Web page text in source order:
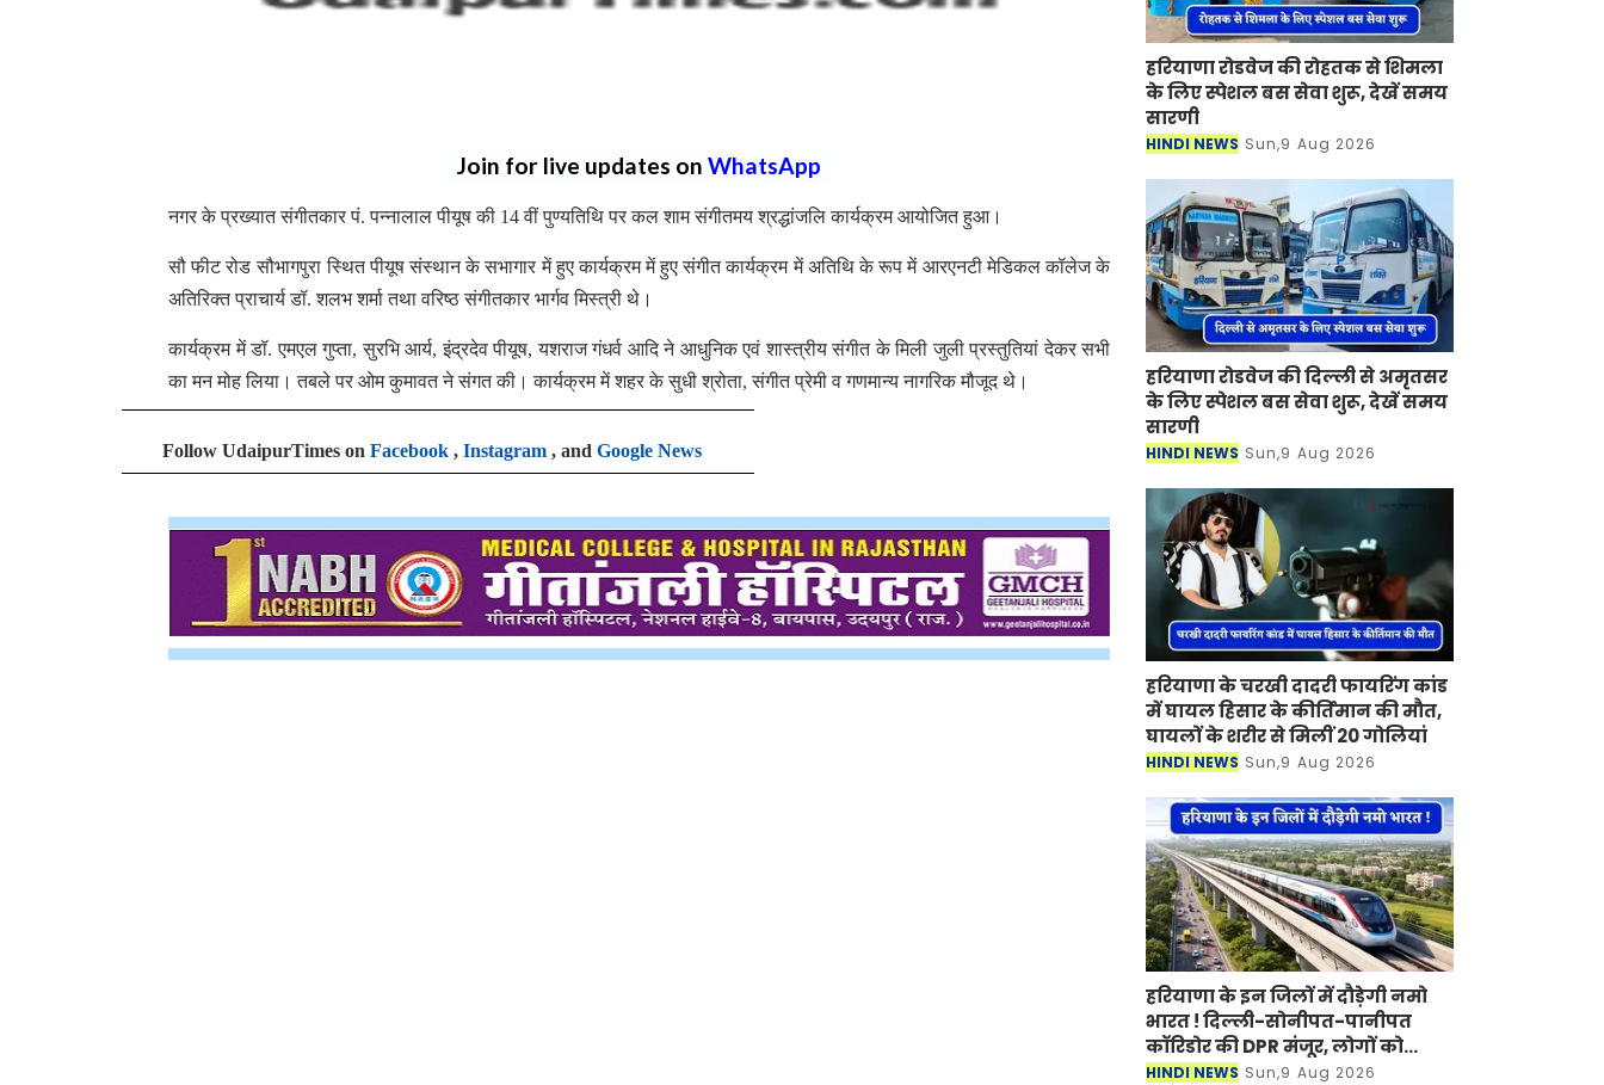
Join for live updates on WhatsApp
नगर के प्रख्यात संगीतकार पं. पन्नालाल पीयूष की 14 वीं पुण्यतिथि पर कल शाम संगीतमय श्रद्धांजलि कार्यक्रम आयोजित हुआ।
सौ फीट रोड सौभागपुरा स्थित पीयूष संस्थान के सभागार में हुए कार्यक्रम में हुए संगीत कार्यक्रम में अतिथि के रूप में आरएनटी मेडिकल कॉलेज के
अतिरिक्त प्राचार्य डॉ. शलभ शर्मा तथा वरिष्ठ संगीतकार भार्गव मिस्त्री थे।
कार्यक्रम में डॉ. एमएल गुप्ता, सुरभि आर्य, इंद्रदेव पीयूष, यशराज गंधर्व आदि ने आधुनिक एवं शास्त्रीय संगीत के मिली जुली प्रस्तुतियां देकर सभी
का मन मोह लिया। तबले पर ओम कुमावत ने संगत की। कार्यक्रम में शहर के सुधी श्रोता, संगीत प्रेमी व गणमान्य नागरिक मौजूद थे।
Follow UdaipurTimes on Facebook , Instagram , and Google News
हरियाणा रोडवेज की रोहतक से शिमला
के लिए स्पेशल बस सेवा शुरू, देखें समय
सारणी
HINDI NEWS Sun,9 Aug 2026
हरियाणा रोडवेज की दिल्ली से अमृतसर
के लिए स्पेशल बस सेवा शुरू, देखें समय
सारणी
HINDI NEWS Sun,9 Aug 2026
हरियाणा के चरखी दादरी फायरिंग कांड
में घायल हिसार के कीर्तिमान की मौत,
घायलों के शरीर से मिलीं 20 गोलियां
HINDI NEWS Sun,9 Aug 2026
हरियाणा के इन जिलों में दौड़ेगी नमो
भारत ! दिल्ली-सोनीपत-पानीपत
कॉरिडोर की DPR मंजूर, लोगों को
मिलेगा बड़ा फायदा
HINDI NEWS Sun,9 Aug 2026